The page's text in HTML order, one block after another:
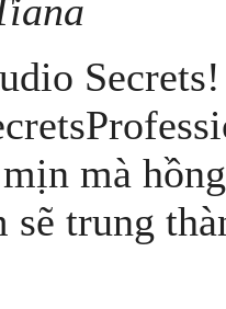
mà
sẽ trung